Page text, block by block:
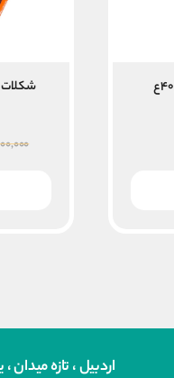
شکلات
اردبیل ، تازه